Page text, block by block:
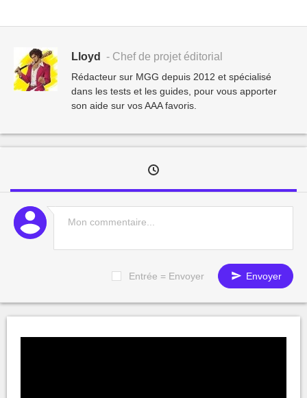
Lloyd - Chef de projet éditorial
Rédacteur sur MGG depuis 2012 et spécialisé
dans les tests et les guides, pour vous apporter
son aide sur vos AAA favoris.
Entrée = Envoyer Envoyer